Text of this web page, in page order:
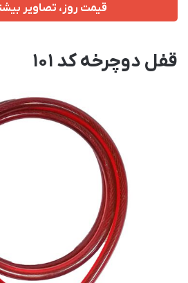
قیمت روز، تصاویر
قفل دوچرخه کد 101